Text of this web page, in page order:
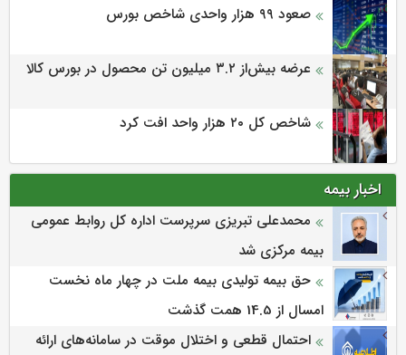
صعود ۹۹ هزار واحدی شاخص بورس
عرضه بیش‌از ۳.۲ میلیون تن محصول در بورس کالا
شاخص کل ۲۰ هزار واحد افت کرد
اخبار بیمه
محمدعلی تبریزی سرپرست اداره كل روابط عمومی
بیمه مركزی شد
حق بیمه تولیدی بیمه ملت در چهار ماه نخست
امسال از 14.5 همت گذشت
احتمال قطعی و اختلال موقت در سامانه‌های ارائه